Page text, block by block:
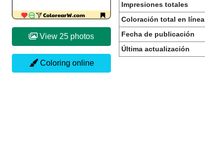
View 25 photos
Coloring online
Impresiones totales
Coloración total en línea
Fecha de publicación
Última actualización